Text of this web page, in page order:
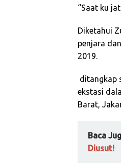
“Saat ku
Diketahui
penjara
2019.
ditangkap
ekstasi
Barat,
Baca
Diusut!